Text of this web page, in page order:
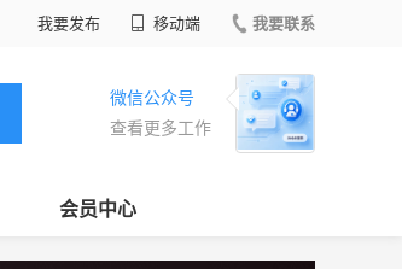
我要发布 移动端 我要联系
微信公众号
查看更多工作
会员中心